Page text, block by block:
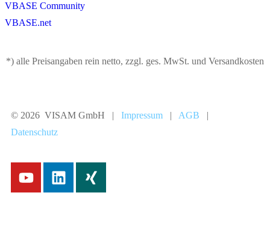
VBASE Community
VBASE.net
*) alle Preisangaben rein netto, zzgl. ges. MwSt. und Versandkosten
© 2026 VISAM GmbH | Impressum | AGB |
Datenschutz